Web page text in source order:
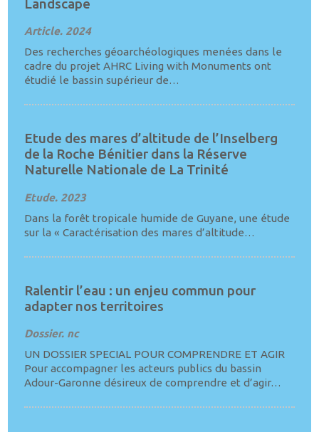
Landscape
Article. 2024
Des recherches géoarchéologiques menées dans le
cadre du projet AHRC Living with Monuments ont
étudié le bassin supérieur de…
Etude des mares d’altitude de l’Inselberg
de la Roche Bénitier dans la Réserve
Naturelle Nationale de La Trinité
Etude. 2023
Dans la forêt tropicale humide de Guyane, une étude
sur la « Caractérisation des mares d’altitude…
Ralentir l’eau : un enjeu commun pour
adapter nos territoires
Dossier. nc
UN DOSSIER SPECIAL POUR COMPRENDRE ET AGIR
Pour accompagner les acteurs publics du bassin
Adour-Garonne désireux de comprendre et d’agir…